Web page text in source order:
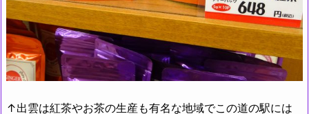
↑出雲は紅茶やお茶の生産も有名な地域でこの道の駅には